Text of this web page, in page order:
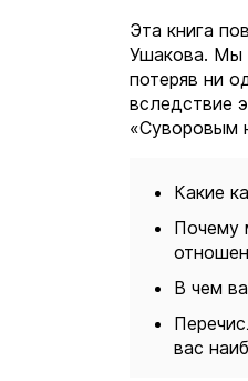
Эта книга
Ушакова. Мы
потеряв ни
вследствие
«Суворовым
Какие
Почему
В чем
вас